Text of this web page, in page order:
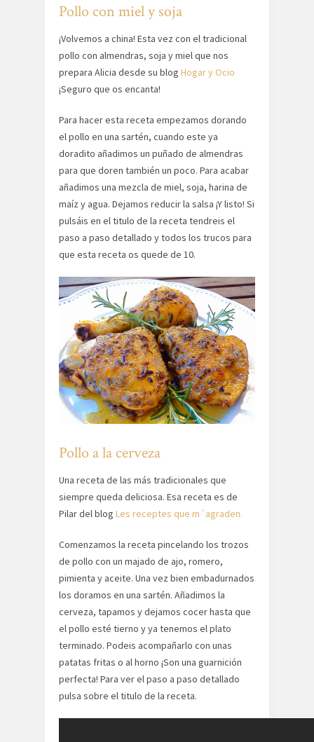
Pollo con miel y soja
¡Volvemos a china! Esta vez con el tradicional
pollo con almendras, soja y miel que nos
prepara Alicia desde su blog Hogar y Ocio
¡Seguro que os encanta!
Para hacer esta receta empezamos dorando
el pollo en una sartén, cuando este ya
doradito añadimos un puñado de almendras
para que doren también un poco. Para acabar
añadimos una mezcla de miel, soja, harina de
maíz y agua. Dejamos reducir la salsa ¡Y listo! Si
pulsáis en el titulo de la receta tendreis el
paso a paso detallado y todos los trucos para
que esta receta os quede de 10.
Pollo a la cerveza
Una receta de las más tradicionales que
siempre queda deliciosa. Esa receta es de
Pilar del blog Les receptes que m´agraden.
Comenzamos la receta pincelando los trozos
de pollo con un majado de ajo, romero,
pimienta y aceite. Una vez bien embadurnados
los doramos en una sartén. Añadimos la
cerveza, tapamos y dejamos cocer hasta que
el pollo esté tierno y ya tenemos el plato
terminado. Podeis acompañarlo con unas
patatas fritas o al horno ¡Son una guarnición
perfecta! Para ver el paso a paso detallado
pulsa sobre el titulo de la receta.